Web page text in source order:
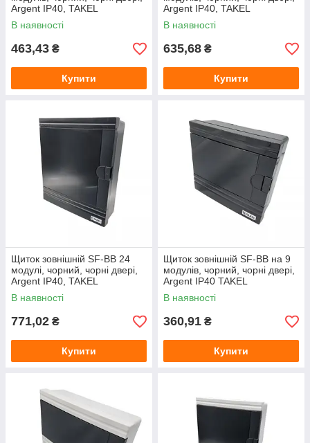
Екологічність:
без галогенів, безпечні для здоров’я
Argent IP40, TAKEL
В наявності
463,43 ₴
Купити
Argent IP40, TAKEL
В наявності
635,68 ₴
Купити
Щиток зовнішній SF-BB 24
модулі, чорний, чорні двері,
Argent IP40, TAKEL
В наявності
771,02 ₴
Купити
Щиток зовнішній SF-BB на 9
модулів, чорний, чорні двері,
Argent IP40 TAKEL
В наявності
360,91 ₴
Купити